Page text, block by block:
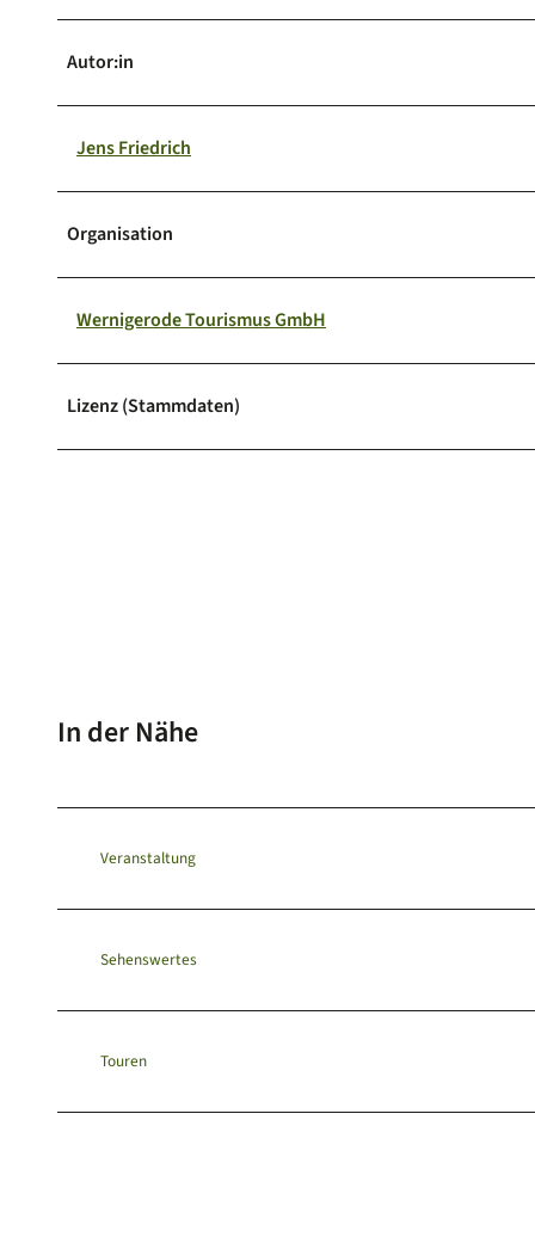
Autor:in
Jens Friedrich
Organisation
Wernigerode Tourismus GmbH
Lizenz (Stammdaten)
In der Nähe
Veranstaltung
Sehenswertes
Touren